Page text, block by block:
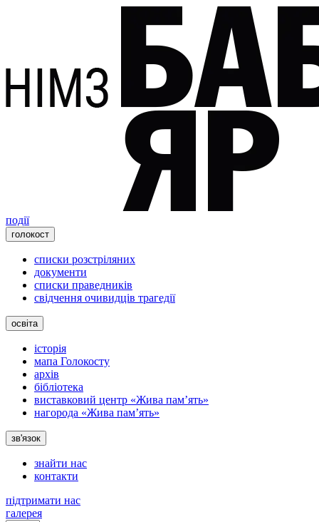
події
голокост
списки розстріляних
документи
списки праведників
свідчення очивидців трагедії
освіта
історія
мапа Голокосту
архів
бібліотека
виставковий центр «Жива пам’ять»
нагорода «Жива пам’ять»
зв'язок
знайти нас
контакти
підтримати нас
галерея